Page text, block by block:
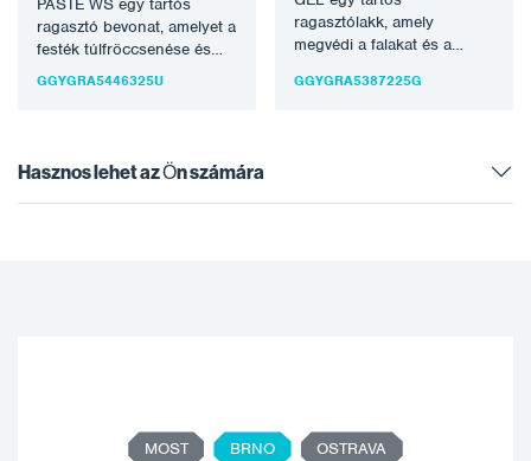
PASTE WS egy tartós
ragasztó bevonat, amelyet a
festék túlfröccsenése és
egyéb szennyeződések
GGYGRA5446325U
ragasztólakk, amely
megvédi a falakat és a
részeit a festékszóróktól
GGYGRA5387225G
Hasznos lehet az Ön számára
MOST BRNO OSTRAVA